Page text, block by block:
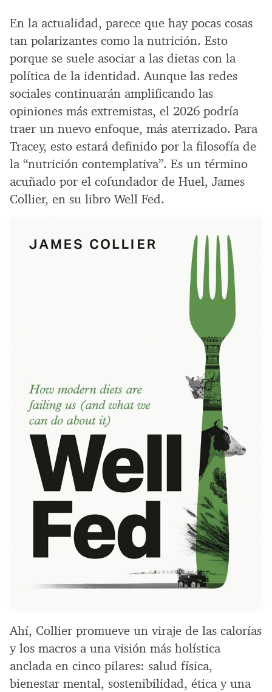
En la actualidad, parece que hay pocas cosas
tan polarizantes como la nutrición. Esto
porque se suele asociar a las dietas con la
política de la identidad. Aunque las redes
sociales continuarán amplificando las
opiniones más extremistas, el 2026 podría
traer un nuevo enfoque, más aterrizado. Para
Tracey, esto estará definido por la filosofía de
la “nutrición contemplativa”. Es un término
acuñado por el cofundador de Huel, James
Collier, en su libro Well Fed.
Ahí, Collier promueve un viraje de las calorías
y los macros a una visión más holística
anclada en cinco pilares: salud física,
bienestar mental, sostenibilidad, ética y una